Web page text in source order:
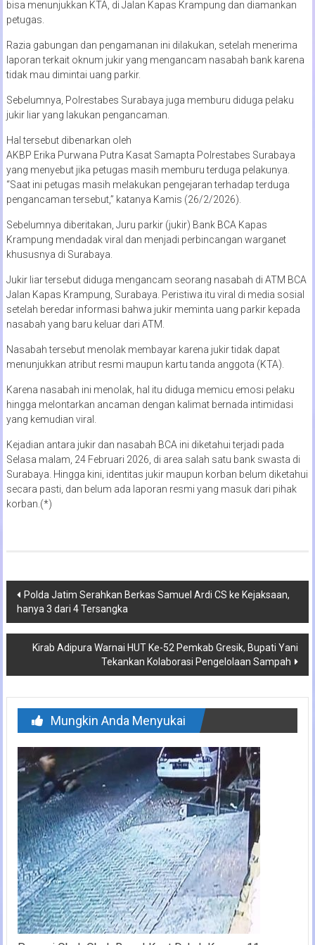
bisa menunjukkan KTA, di Jalan Kapas Krampung dan diamankan
petugas.
Razia gabungan dan pengamanan ini dilakukan, setelah menerima
laporan terkait oknum jukir yang mengancam nasabah bank karena
tidak mau dimintai uang parkir.
Sebelumnya, Polrestabes Surabaya juga memburu diduga pelaku
jukir liar yang lakukan pengancaman.
Hal tersebut dibenarkan oleh
AKBP Erika Purwana Putra Kasat Samapta Polrestabes Surabaya
yang menyebut jika petugas masih memburu terduga pelakunya.
“Saat ini petugas masih melakukan pengejaran terhadap terduga
pengancaman tersebut,” katanya Kamis (26/2/2026).
Sebelumnya diberitakan, Juru parkir (jukir) Bank BCA Kapas
Krampung mendadak viral dan menjadi perbincangan warganet
khususnya di Surabaya.
Jukir liar tersebut diduga mengancam seorang nasabah di ATM BCA
Jalan Kapas Krampung, Surabaya. Peristiwa itu viral di media sosial
setelah beredar informasi bahwa jukir meminta uang parkir kepada
nasabah yang baru keluar dari ATM.
Nasabah tersebut menolak membayar karena jukir tidak dapat
menunjukkan atribut resmi maupun kartu tanda anggota (KTA).
Karena nasabah ini menolak, hal itu diduga memicu emosi pelaku
hingga melontarkan ancaman dengan kalimat bernada intimidasi
yang kemudian viral.
Kejadian antara jukir dan nasabah BCA ini diketahui terjadi pada
Selasa malam, 24 Februari 2026, di area salah satu bank swasta di
Surabaya. Hingga kini, identitas jukir maupun korban belum diketahui
secara pasti, dan belum ada laporan resmi yang masuk dari pihak
korban.(*)
Navigasi
pos
Polda Jatim Serahkan Berkas Samuel Ardi CS ke Kejaksaan,
hanya 3 dari 4 Tersangka
Kirab Adipura Warnai HUT Ke-52 Pemkab Gresik, Bupati Yani
Tekankan Kolaborasi Pengelolaan Sampah
Mungkin Anda Menyukai